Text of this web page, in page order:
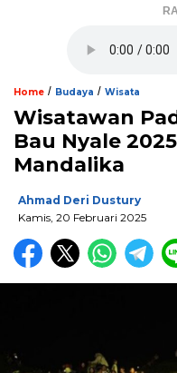
Home / Budaya / Wisata
Wisatawan
Bau Nyale
Mandalika
Ahmad Deri Dustury
Kamis, 20 Februari 2025